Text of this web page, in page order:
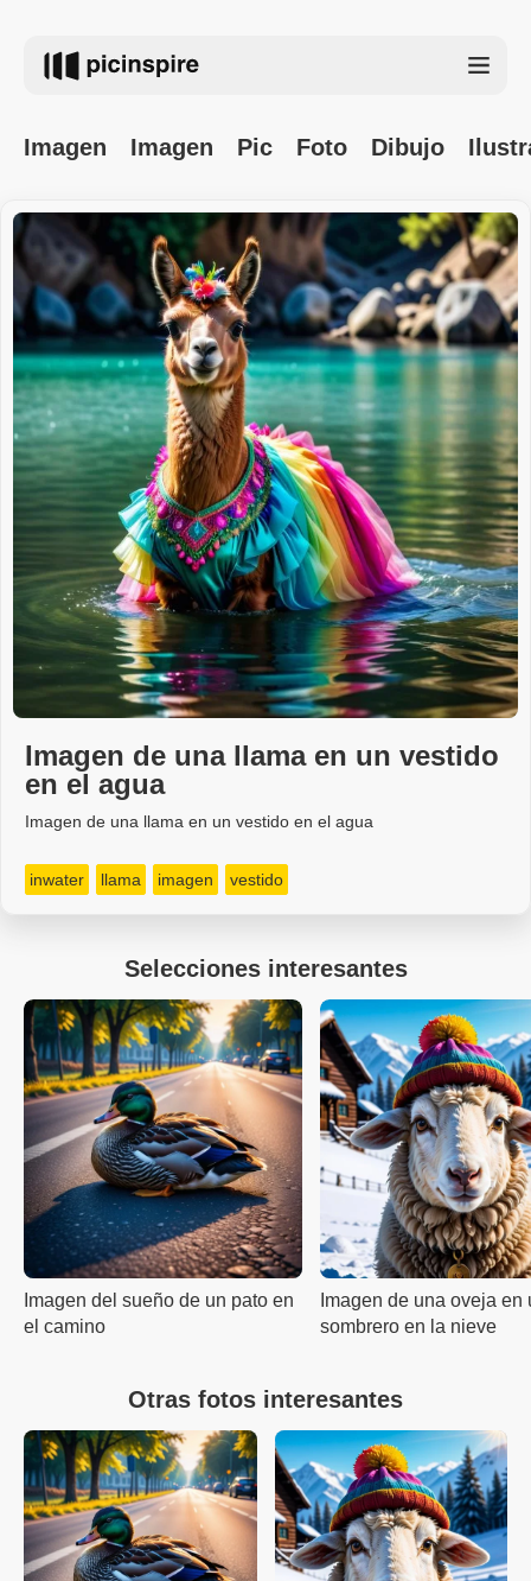
Imagen Imagen Pic Foto Dibujo
Imagen de una llama en un vestido
en el agua
Imagen de una llama en un vestido en el agua
inwater llama imagen vestido
Selecciones interesantes
Imagen del sueño de un pato en
el camino
Imagen de una oveja en
sombrero en la nieve
Otras fotos interesantes